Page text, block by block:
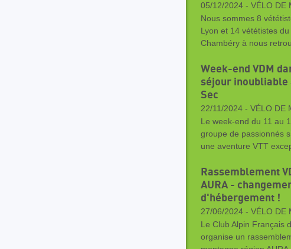
05/12/2024 - VÉLO DE
Nous sommes 8
Lyon et 14 vététistes du
Chambéry à nous
Week-end VDM
séjour inoubliable
Sec
22/11/2024 - VÉLO DE
Le week-end du 11 au
groupe de passionnés
une aventure VTT
Rassemblement
AURA -
d'hébergement !
27/06/2024 - VÉLO DE
Le Club Alpin Français
organise un